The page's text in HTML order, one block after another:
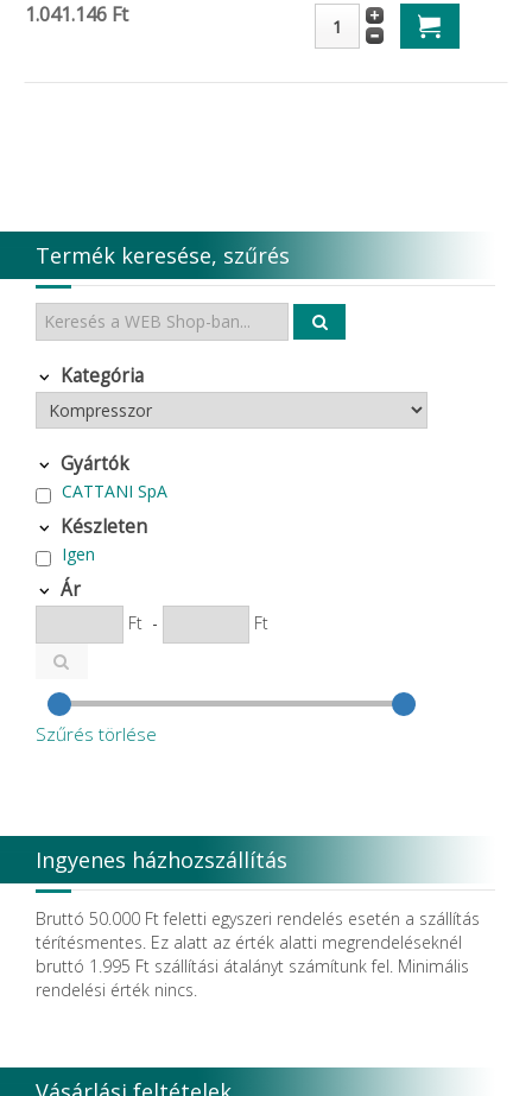
1.041.146 Ft
Termék keresése, szűrés
Kategória
Gyártók
CATTANI SpA
Készleten
Igen
Ár
Ft - Ft
Szűrés törlése
Ingyenes házhozszállítás
Bruttó 50.000 Ft feletti egyszeri rendelés esetén a szállítás
térítésmentes. Ez alatt az érték alatti megrendeléseknél
bruttó 1.995 Ft szállítási átalányt számítunk fel. Minimális
rendelési érték nincs.